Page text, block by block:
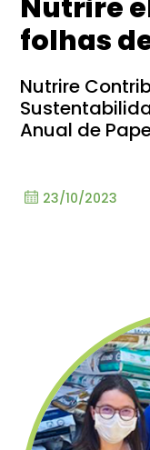
Nutrire
folhas
Nutrire
Anual de
23/10/2023